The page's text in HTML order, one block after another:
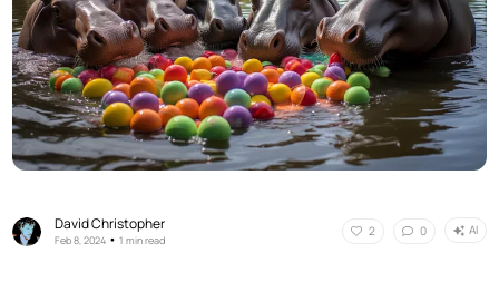
David Christopher
Feb 8, 2024 •1 min read
2 0 AI